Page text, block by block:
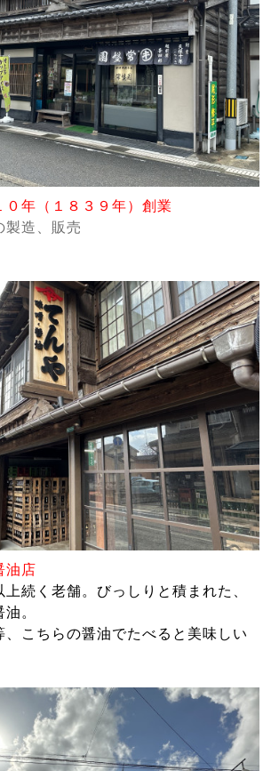
年（１８３９年）創業
製造、販売
油店
続く老舗。びっしりと積まれた、
。
、こちらの醤油でたべると美味しい